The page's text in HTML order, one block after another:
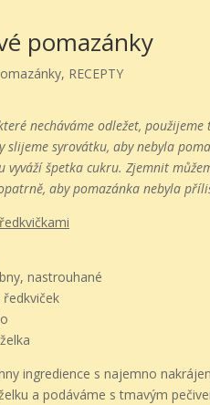
pomazánky
, RECEPTY
necháváme odležet,
slijeme syrovátku, aby nebyla
vyváží špetka cukru. Zjemnit
aby pomazánka nebyla
nastrouhané
ingredience s najemno
a podáváme s tmavým